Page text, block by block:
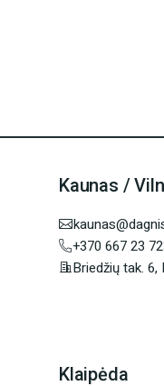
Kaunas /
+370 667 23
Briedžių tak. 6,
Klaipėda